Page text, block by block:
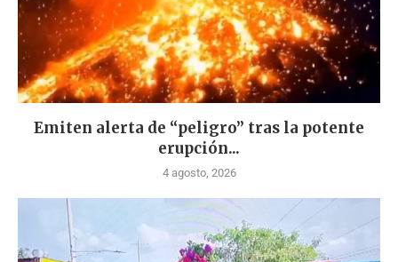
Emiten alerta de “peligro” tras la potente
erupción...
4 agosto, 2026